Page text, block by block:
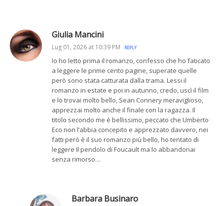
Giulia Mancini
Lug 01, 2026 at 10:39 PM REPLY
Io ho letto prima il romanzo, confesso che ho faticato
a leggere le prime cento pagine, superate quelle
però sono stata catturata dalla trama. Lessi il
romanzo in estate e poi in autunno, credo, uscì il film
e lo trovai molto bello, Sean Connery meraviglioso,
apprezzai molto anche il finale con la ragazza. Il
titolo secondo me è bellissimo, peccato che Umberto
Eco non l’abbia concepito e apprezzato davvero, nei
fatti però è il suo romanzo più bello, ho tentato di
leggere Il pendolo di Foucault ma lo abbandonai
senza rimorso…
Barbara Businaro